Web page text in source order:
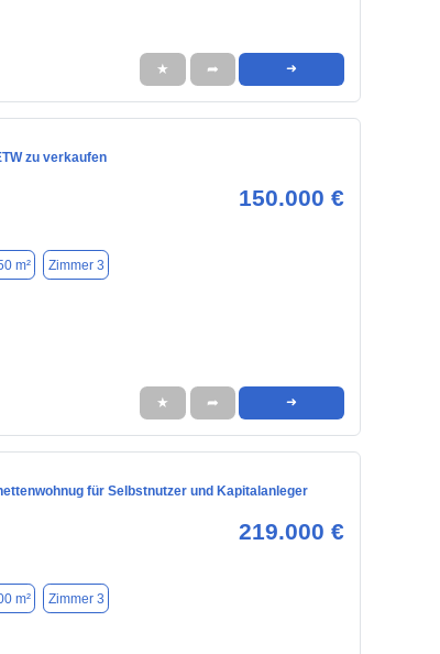
★ ➦ ➜
zu verkaufen
150.000 €
m² Zimmer 3
★ ➦ ➜
für Selbstnutzer und Kapitalanleger
219.000 €
m² Zimmer 3